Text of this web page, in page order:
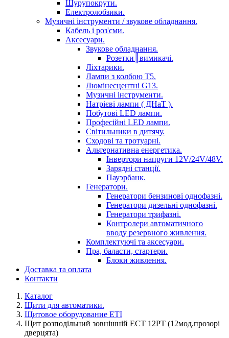
Шурупокрути.
Електролобзики.
Музичні інструменти / звукове обладнання.
Кабель і роз'єми.
Аксесуари.
Звукове обладнання.
Розетки║вимикачі.
Ліхтарики.
Лампи з колбою Т5.
Люмінесцентні G13.
Музичні інструменти.
Натрієві лампи ( ДНаТ ).
Побутові LED лампи.
Професійні LED лампи.
Світильники в дитячу.
Сходові та тротуарні.
Альтернативна енергетика.
Інвертори напруги 12V/24V/48V.
Зарядні станції.
Пауэрбанк.
Генератори.
Генератори бензинові однофазні.
Генератори дизельні однофазні.
Генератори трифазні.
Контролери автоматичного
вводу резервного живлення.
Комплектуючі та аксесуари.
Пра, баласти, стартери.
Блоки живлення.
Доставка та оплата
Контакти
Каталог
Щити для автоматики.
Щитовое оборудование ETI
Щит розподільний зовнішній ECT 12PT (12мод.прозорі
дверцята)